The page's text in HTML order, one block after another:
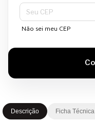
Entregas para o CEP:
Não sei meu CEP
Descrição Ficha Técnica